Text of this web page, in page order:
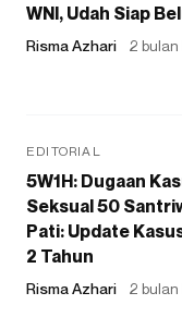
WNI, Udah Siap
Risma Azhari 2 bulan
EDITORIAL
5W1H: Dugaan
Seksual 50
Pati: Update
2 Tahun
Risma Azhari 2 bulan